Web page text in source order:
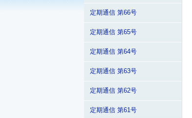
定期通信 第66号
定期通信 第65号
定期通信 第64号
定期通信 第63号
定期通信 第62号
定期通信 第61号